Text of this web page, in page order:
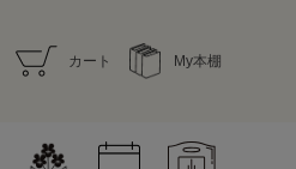
カート My本棚